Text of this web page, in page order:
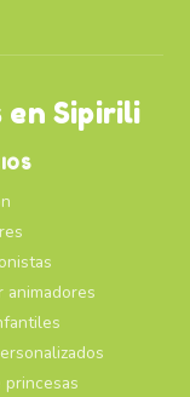
en Sipirili
animadores